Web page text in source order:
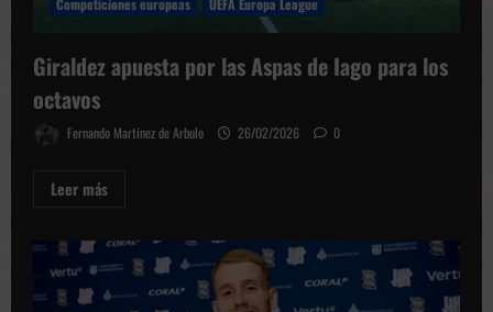
Competiciones europeas UEFA Europa League
Giraldez apuesta por las Aspas de Iago para los
octavos
Fernando Martínez de Arbulo 26/02/2026 0
Leer másLeer
apuesta
por
Aspas